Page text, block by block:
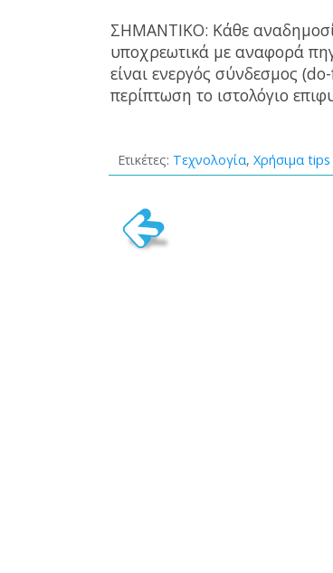
ΣΗΜΑΝΤΙΚΟ: Κάθε
υποχρεωτικά με αναφορά
είναι ενεργός σύνδεσμος
περίπτωση το ιστολόγιο
Ετικέτες: Τεχνολογία, Χρήσιμα tips